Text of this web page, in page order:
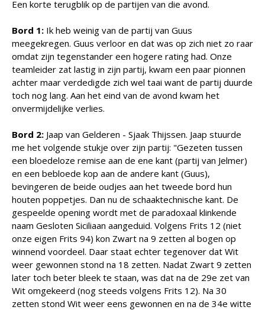
Een korte terugblik op de partijen van die avond.
Bord 1: Ik heb weinig van de partij van Guus
meegekregen. Guus verloor en dat was op zich niet zo raar
omdat zijn tegenstander een hogere rating had. Onze
teamleider zat lastig in zijn partij, kwam een paar pionnen
achter maar verdedigde zich wel taai want de partij duurde
toch nog lang. Aan het eind van de avond kwam het
onvermijdelijke verlies.
Bord 2: Jaap van Gelderen - Sjaak Thijssen. Jaap stuurde
me het volgende stukje over zijn partij: "Gezeten tussen
een bloedeloze remise aan de ene kant (partij van Jelmer)
en een bebloede kop aan de andere kant (Guus),
bevingeren de beide oudjes aan het tweede bord hun
houten poppetjes. Dan nu de schaaktechnische kant. De
gespeelde opening wordt met de paradoxaal klinkende
naam Gesloten Siciliaan aangeduid. Volgens Frits 12 (niet
onze eigen Frits 94) kon Zwart na 9 zetten al bogen op
winnend voordeel. Daar staat echter tegenover dat Wit
weer gewonnen stond na 18 zetten. Nadat Zwart 9 zetten
later toch beter bleek te staan, was dat na de 29e zet van
Wit omgekeerd (nog steeds volgens Frits 12). Na 30
zetten stond Wit weer eens gewonnen en na de 34e witte